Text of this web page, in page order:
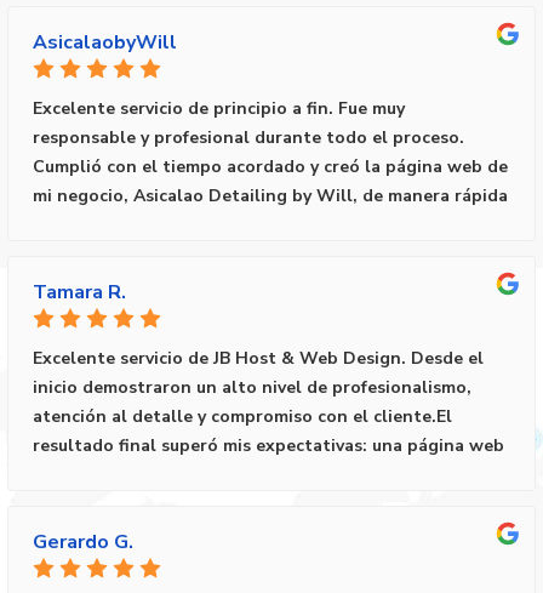
AsicalaobyWill
Excelente servicio de principio a fin. Fue muy
responsable y profesional durante todo el proceso.
Cumplió con el tiempo acordado y creó la página web de
mi negocio, Asicalao Detailing by Will, de manera rápida
representa perfectamente la imagen de mi negocio.
Siempre estuvo disponible para aclarar dudas y atender
el trabajo realizado y recomiendo sus servicios al 100% a
cualquier persona que desee crear una página web
profesional para su negocio. ¡Gracias Josue Bendaña
Host Web Design por el excelente trabajo!
Tamara R.
Excelente servicio de JB Host & Web Design. Desde el
inicio demostraron un alto nivel de profesionalismo,
atención al detalle y compromiso con el cliente.El
resultado final superó mis expectativas: una página web
durante todo el proceso, siempre disponibles y
dispuestos a ayudar.Definitivamente los recomiendo al
Gerardo G.